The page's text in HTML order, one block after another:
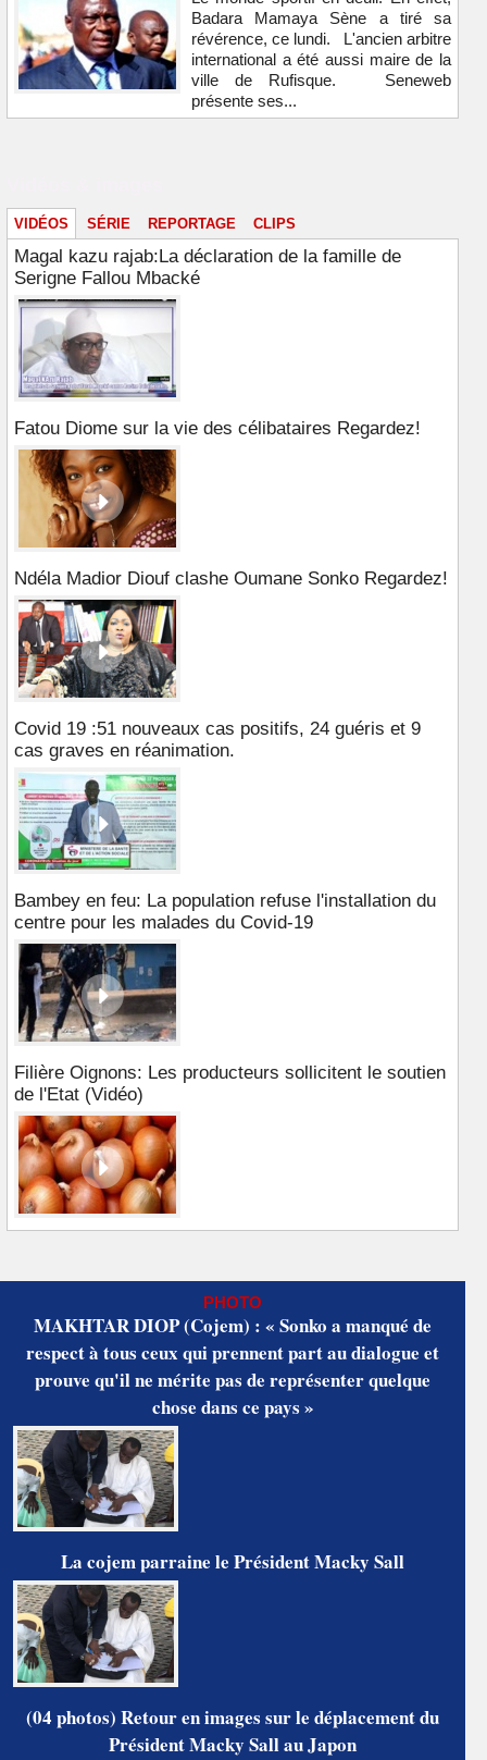
Badara Mamaya Sène a tiré sa
révérence, ce lundi. L'ancien arbitre
international a été aussi maire de la
ville de Rufisque. Seneweb
présente ses...
VIDÉOS SÉRIE REPORTAGE CLIPS
Magal kazu rajab:La déclaration de la famille de
Serigne Fallou Mbacké
Fatou Diome sur la vie des célibataires Regardez!
Ndéla Madior Diouf clashe Oumane Sonko Regardez!
Covid 19 :51 nouveaux cas positifs, 24 guéris et 9
cas graves en réanimation.
Bambey en feu: La population refuse l'installation du
centre pour les malades du Covid-19
Filière Oignons: Les producteurs sollicitent le soutien
de l'Etat (Vidéo)
PHOTO
MAKHTAR DIOP (Cojem) : « Sonko a manqué de
respect à tous ceux qui prennent part au dialogue et
prouve qu'il ne mérite pas de représenter quelque
chose dans ce pays »
La cojem parraine le Président Macky Sall
(04 photos) Retour en images sur le déplacement du
Président Macky Sall au Japon